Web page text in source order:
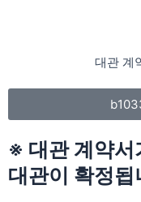
대관 계
※ 대관 계약서
대관이 확정됩